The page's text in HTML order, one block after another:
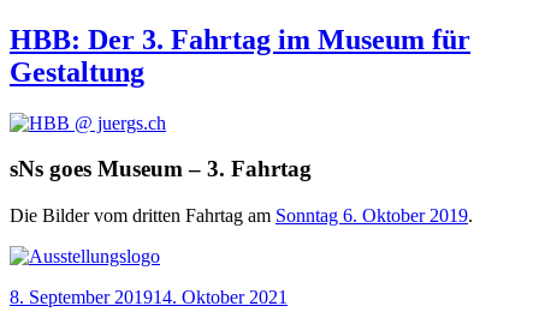
HBB: Der 3. Fahrtag im Museum für
Gestaltung
sNs goes Museum – 3. Fahrtag
Die Bil­der vom drit­ten Fahr­tag am Sonn­tag 6. Okto­ber 2019.
Veröffentlicht
8. September 201914. Oktober 2021